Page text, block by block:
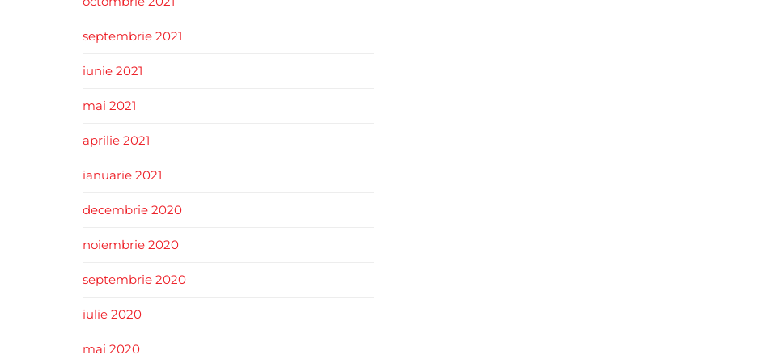
septembrie 2021
iunie 2021
mai 2021
aprilie 2021
ianuarie 2021
decembrie 2020
noiembrie 2020
septembrie 2020
iulie 2020
mai 2020